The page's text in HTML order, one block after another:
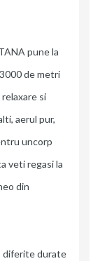
pune la
de metri
si
aerul pur,
uncorp
veti regasi la
din
diferite durate